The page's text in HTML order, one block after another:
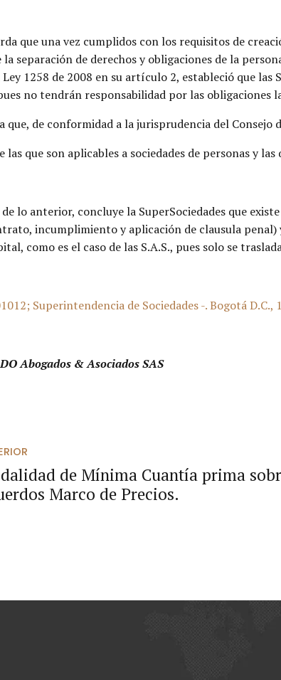
que una vez cumplidos con los requisitos de
la separación de derechos y obligaciones de la
Ley 1258 de 2008 en su artículo 2, estableció que
no tendrán responsabilidad por las
que, de conformidad a la jurisprudencia del Consejo
que son aplicables a sociedades de personas y
lo anterior, concluye la SuperSociedades que
incumplimiento y aplicación de clausula
como es el caso de las S.A.S., pues solo se
Superintendencia de Sociedades -. Bogotá D.C.,
Abogados & Asociados SAS
de Mínima Cuantía prima
Marco de Precios.